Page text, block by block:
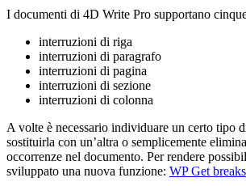
I documenti di 4D Write Pro supportano
interruzioni di riga
interruzioni di paragrafo
interruzioni di pagina
interruzioni di sezione
interruzioni di colonna
A volte è necessario individuare un certo tipo
sostituirla con un’altra o semplicemente
occorrenze nel documento. Per rendere
sviluppato una nuova funzione: WP Get breaks